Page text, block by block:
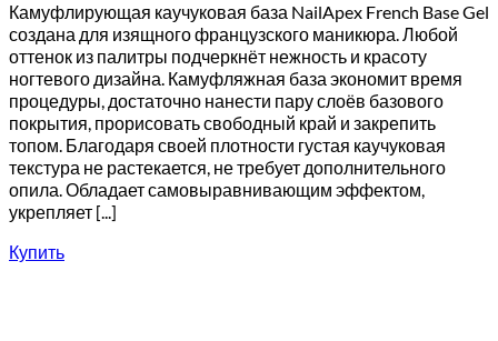
Камуфлирующая каучуковая база NailApex French Base Gel
создана для изящного французского маникюра. Любой
оттенок из палитры подчеркнёт нежность и красоту
ногтевого дизайна. Камуфляжная база экономит время
процедуры, достаточно нанести пару слоёв базового
покрытия, прорисовать свободный край и закрепить
топом. Благодаря своей плотности густая каучуковая
текстура не растекается, не требует дополнительного
опила. Обладает самовыравнивающим эффектом,
укрепляет [...]
Купить